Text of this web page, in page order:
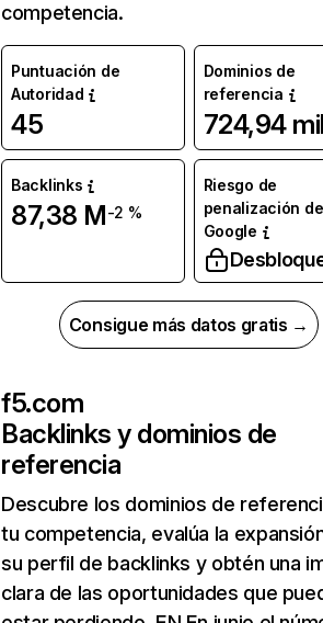
competencia.
Puntuación de
Autoridad
45
Dominios de
referencia
724,94
Backlinks
87,38 M-2 %
Riesgo de
penalización de
Google
Consigue más datos gratis →
f5.com
Backlinks y dominios de
referencia
Descubre los dominios de
tu competencia, evalúa la
su perfil de backlinks y obtén una
clara de las oportunidades que